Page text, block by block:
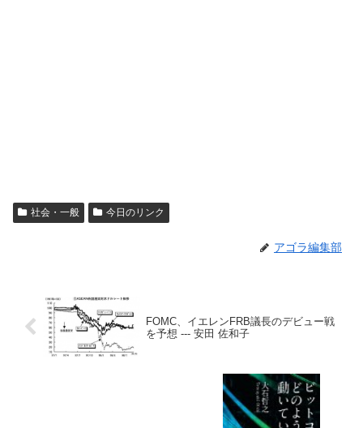
社会・一般 今日のリンク
アゴラ編集部
FOMC、イエレンFRB議長のデビュー戦
を予想 --- 安田 佐和子